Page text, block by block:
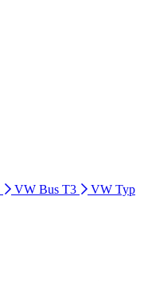
VW Bus T3
VW Typ